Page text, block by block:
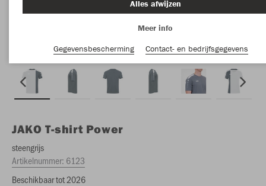
JAKO T-shirt Power
steengrijs
Artikelnummer: 6123
Beschikbaar tot 2026
Alles afwijzen
Meer info
Gegevensbescherming
Contact- en bedrijfsgegevens